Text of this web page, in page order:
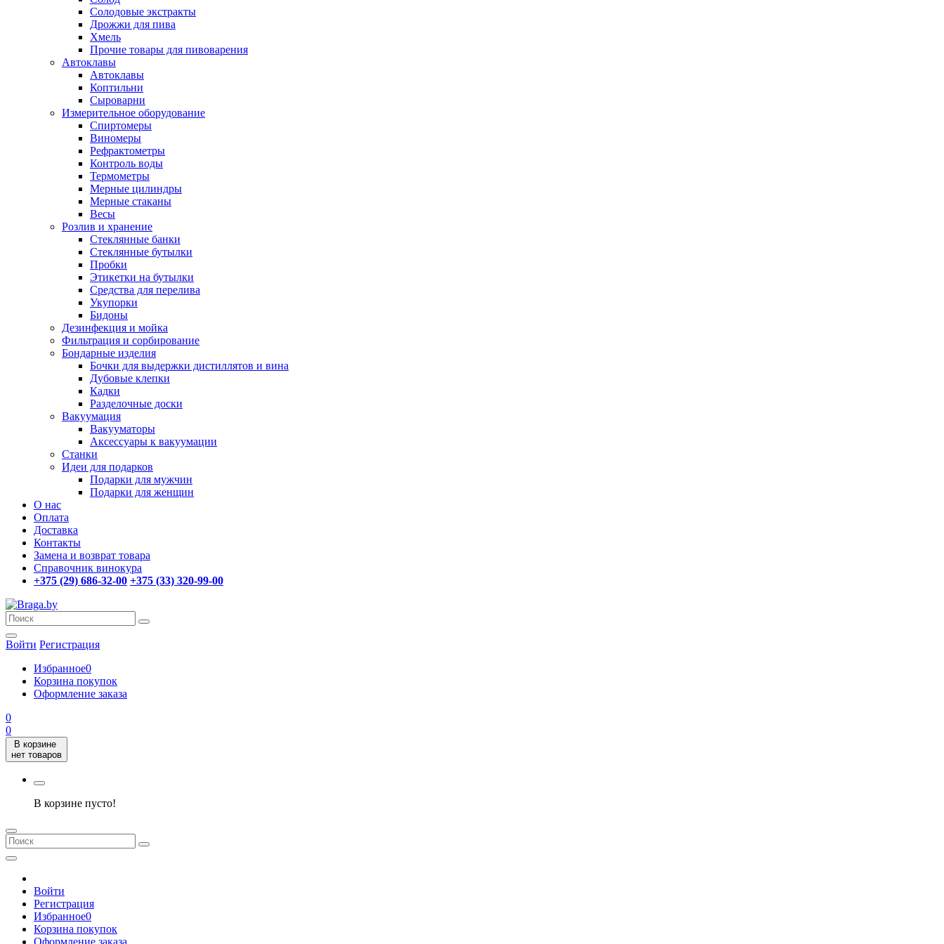
Солодовые экстракты
Дрожжи для пива
Хмель
Прочие товары для пивоварения
Автоклавы
Автоклавы
Коптильни
Сыроварни
Измерительное оборудование
Спиртомеры
Виномеры
Рефрактометры
Контроль воды
Термометры
Мерные цилиндры
Мерные стаканы
Весы
Розлив и хранение
Стеклянные банки
Стеклянные бутылки
Пробки
Этикетки на бутылки
Средства для перелива
Укупорки
Бидоны
Дезинфекция и мойка
Фильтрация и сорбирование
Бондарные изделия
Бочки для выдержки дистиллятов и вина
Дубовые клепки
Кадки
Разделочные доски
Вакуумация
Вакууматоры
Аксессуары к вакуумации
Станки
Идеи для подарков
Подарки для мужчин
Подарки для женщин
О нас
Оплата
Доставка
Контакты
Замена и возврат товара
Справочник винокура
+375 (29) 686-32-00 +375 (33) 320-99-00
Войти Регистрация
Избранное0
Корзина покупок
Оформление заказа
0
0
В корзине
нет товаров
В корзине пусто!
Войти
Регистрация
Избранное0
Корзина покупок
Оформление заказа